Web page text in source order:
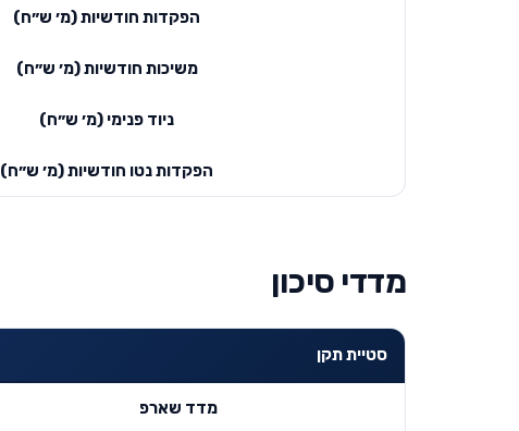
הפקדות חודשיות (מ׳ ש״ח)
משיכות חודשיות (מ׳ ש״ח)
ניוד פנימי (מ׳ ש״ח)
הפקדות נטו חודשיות (מ׳ ש״ח)
מדדי סיכון
סטיית תקן
מדד שארפ